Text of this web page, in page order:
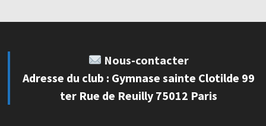
Nous-contacter
Adresse du club : Gymnase sainte Clotilde 99
ter Rue de Reuilly 75012 Paris